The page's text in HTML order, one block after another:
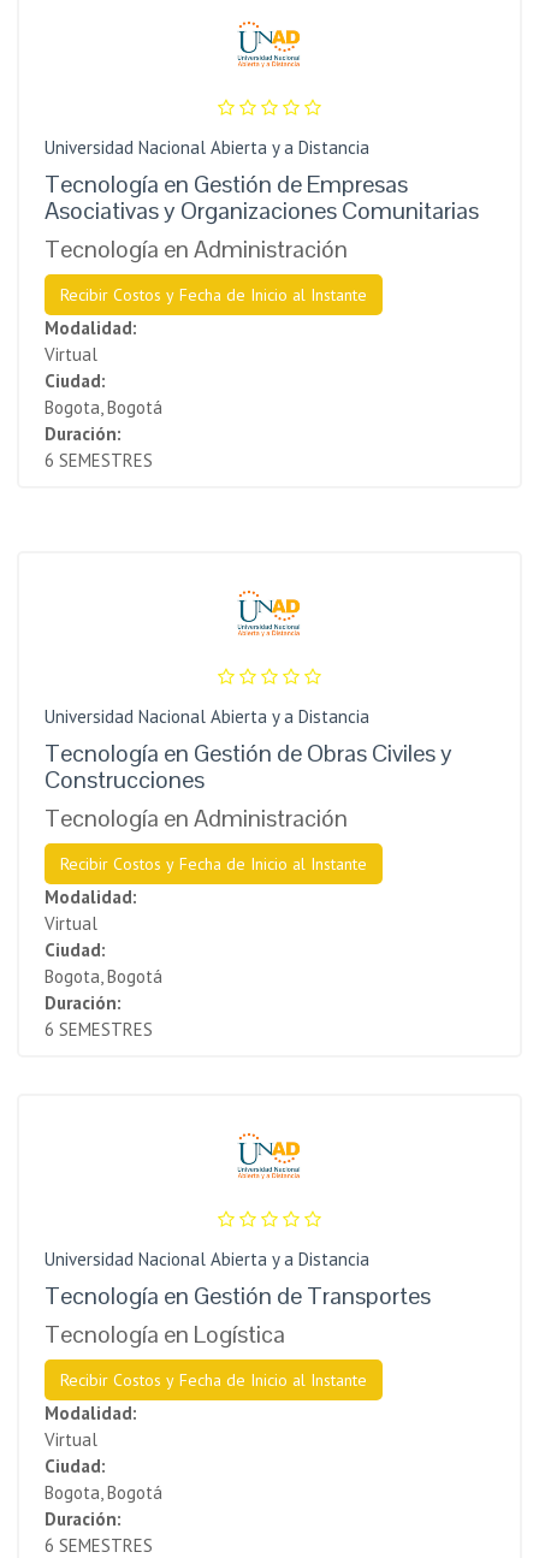
Universidad Nacional Abierta y a Distancia
Tecnología en Gestión de Empresas
Asociativas y Organizaciones Comunitarias
Tecnología en Administración
Recibir Costos y Fecha de Inicio al Instante
Modalidad:
Virtual
Ciudad:
Bogota, Bogotá
Duración:
6 SEMESTRES
Universidad Nacional Abierta y a Distancia
Tecnología en Gestión de Obras Civiles y
Construcciones
Tecnología en Administración
Recibir Costos y Fecha de Inicio al Instante
Modalidad:
Virtual
Ciudad:
Bogota, Bogotá
Duración:
6 SEMESTRES
Universidad Nacional Abierta y a Distancia
Tecnología en Gestión de Transportes
Tecnología en Logística
Recibir Costos y Fecha de Inicio al Instante
Modalidad:
Virtual
Ciudad:
Bogota, Bogotá
Duración:
6 SEMESTRES